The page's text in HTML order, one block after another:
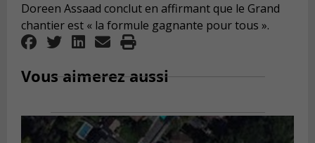
Doreen Assaad conclut en affirmant que le Grand
chantier est « la formule gagnante pour tous ».
Vous aimerez aussi